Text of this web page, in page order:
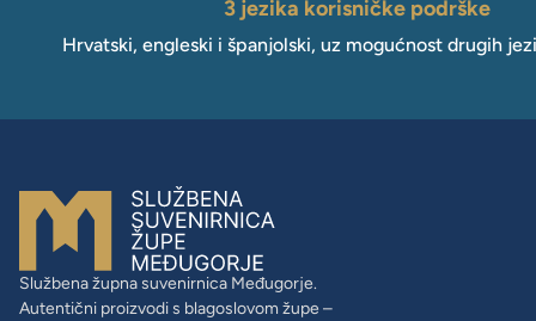
3 jezika korisničke podrške
Hrvatski, engleski i španjolski, uz mogućnost drugih
Službena župna suvenirnica Međugorje.
Autentični proizvodi s blagoslovom župe –